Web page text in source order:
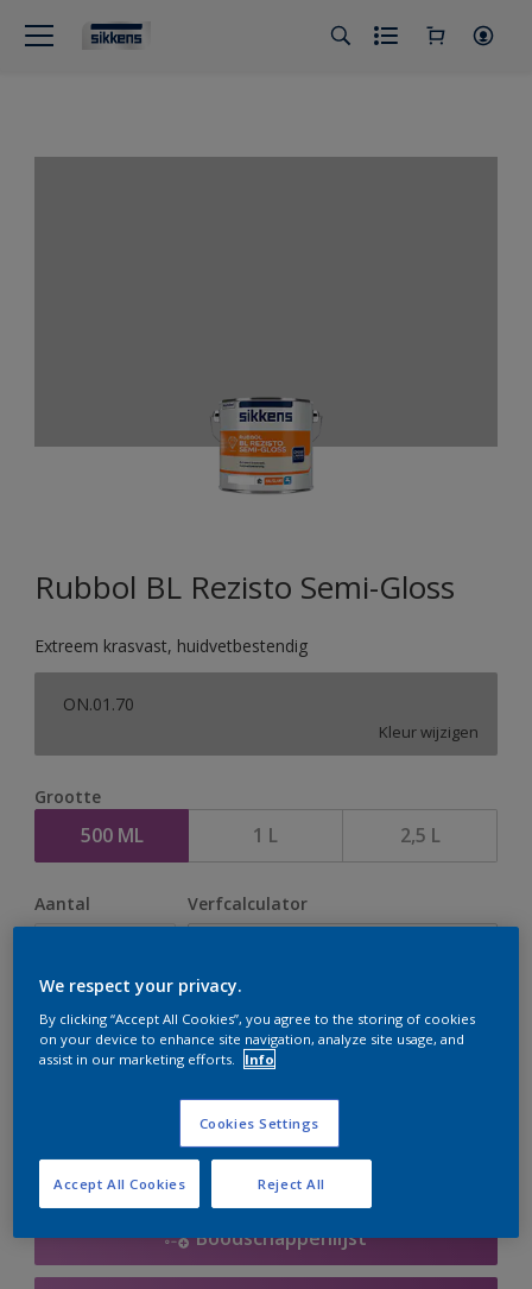
Rubbol BL Rezisto Semi-Gloss
Extreem krasvast, huidvetbestendig
ON.01.70
Kleur wijzigen
Grootte
500 ML 1 L 2,5 L
Aantal Verfcalculator
Op dit moment is het niet mogelijk dit product online
te bestellen. Houd de website in de gaten, we werken
Boodschappenlijst
We respect your privacy.
By clicking “Accept All Cookies”, you agree to the storing of cookies
on your device to enhance site navigation, analyze site usage, and
assist in our marketing efforts.
Info
Cookies Settings
Reject All
Accept All Cookies